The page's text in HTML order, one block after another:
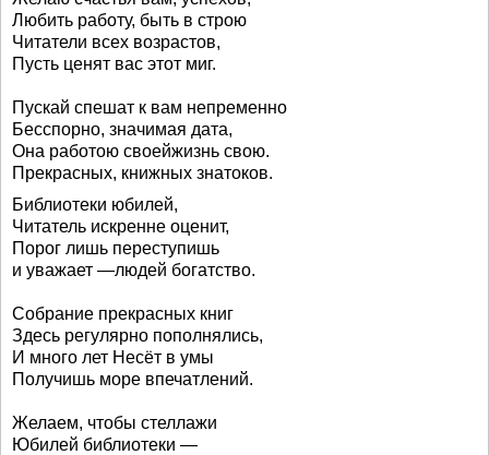
Любить работу, быть в строю
Читатели всех возрастов,
Пусть ценят вас этот миг.
Пускай спешат к вам непременно
Бесспорно, значимая дата,
Она работою своейжизнь свою.
Прекрасных, книжных знатоков.
Библиотеки юбилей,
Читатель искренне оценит,
Порог лишь переступишь
и уважает —людей богатство.
Собрание прекрасных книг
Здесь регулярно пополнялись,
И много лет Несёт в умы
Получишь море впечатлений.
Желаем, чтобы стеллажи
Юбилей библиотеки —